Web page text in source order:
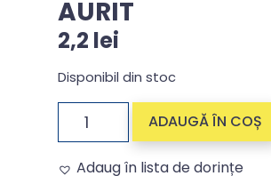
AURIT
2,2 lei
Disponibil din stoc
ADAUGĂ ÎN COȘ
Adaug în lista de dorințe